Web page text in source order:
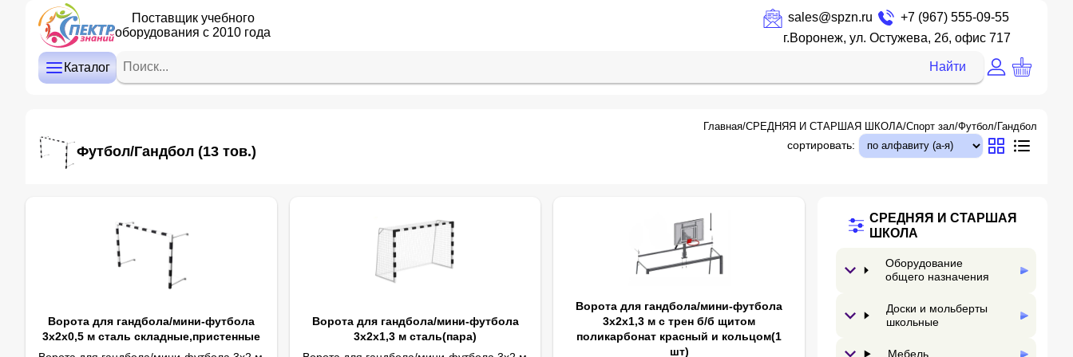
Поставщик учебного
оборудования с 2010 года
sales@spzn.ru
+7 (967) 555-09-55
г.Воронеж, ул. Остужева, 2б, офис 717
Каталог
ДЕТСКИЙ САД
НАЧАЛЬНАЯ ШКОЛА
КАБИНЕТ ЛОГОПЕДА/ПСИХОЛОГА
Найти
Главная/СРЕДНЯЯ И СТАРШАЯ ШКОЛА/Спорт зал/Футбол/Гандбол
Футбол/Гандбол (13 тов.) сортировать:
Ворота для гандбола/мини-футбола
3х2х0,5 м сталь складные,пристенные
Ворота для гандбола/мини-футбола
3х2х1,3 м сталь(пара)
Ворота для гандбола/мини-футбола
3х2х1,3 м с трен б/б щитом
поликарбонат красный и кольцом(1
шт)
СРЕДНЯЯ И СТАРШАЯ
ШКОЛА
Оборудование
общего назначения
Доски и мольберты
школьные
Мебель